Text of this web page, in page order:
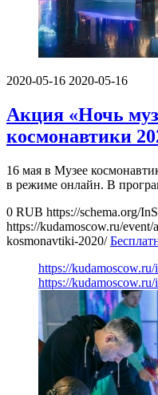
2020-05-16 2020-05-16
Акция «Ночь
космонавтики
16 мая в Музее
в режиме онлайн. В
0 RUB https://schema.org/
https://kudamoscow.ru/
kosmonavtiki-2020/
https://
https://